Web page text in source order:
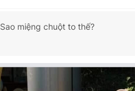
Sao miệng chuột to thế?